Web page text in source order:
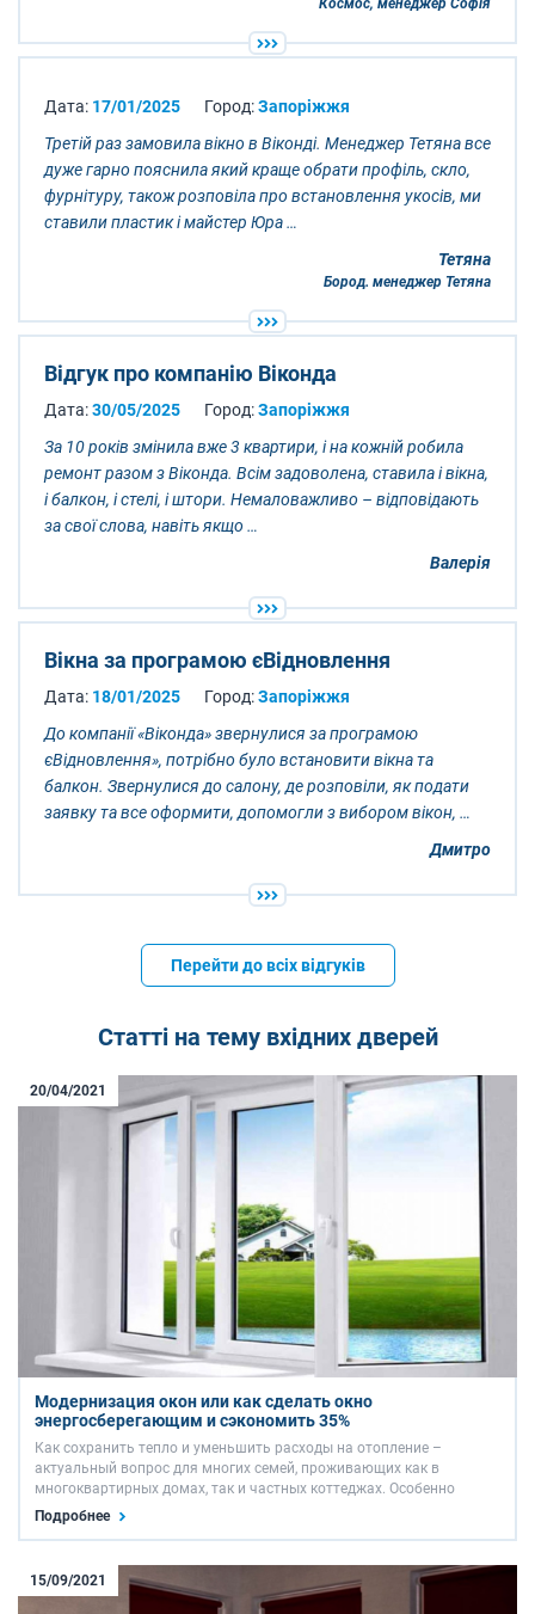
Космос, менеджер Софія
Дата: 17/01/2025 Город:Запоріжжя
Третій раз замовила вікно в Віконді. Менеджер Тетяна все
дуже гарно пояснила який краще обрати профіль, скло,
фурнітуру, також розповіла про встановлення укосів, ми
ставили пластик і майстер Юра …
Тетяна
Бород. менеджер Тетяна
Відгук про компанію Віконда
Дата:30/05/2025 Город:Запоріжжя
За 10 років змінила вже 3 квартири, і на кожній робила
ремонт разом з Віконда. Всім задоволена, ставила і вікна,
і балкон, і стелі, і штори. Немаловажливо – відповідають
за свої слова, навіть якщо …
Валерія
Вікна за програмою єВідновлення
Дата: 18/01/2025 Город:Запоріжжя
До компанії «Віконда» звернулися за програмою
єВідновлення», потрібно було встановити вікна та
балкон. Звернулися до салону, де розповіли, як подати
заявку та все оформити, допомогли з вибором вікон, …
Дмитро
Перейти до всіх відгуків
Статті на тему вхідних дверей
20/04/2021
Модернизация окон или как сделать окно
энергосберегающим и сэкономить 35%
Как сохранить тепло и уменьшить расходы на отопление –
актуальный вопрос для многих семей, проживающих как в
многоквартирных домах, так и частных коттеджах. Особенно
накануне отопительного сезона потребители стремятся
переоборудовать свое жилье, сделать ремонт, чтобы уменьшить
Подробнее
15/09/2021